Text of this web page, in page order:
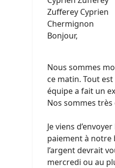
Zufferey Cyprien
Chermignon
Bonjour,
Nous sommes
ce matin. Tout
équipe a fait un
Nos sommes
Je viens
paiement à notre
l’argent devrait
mercredi ou au